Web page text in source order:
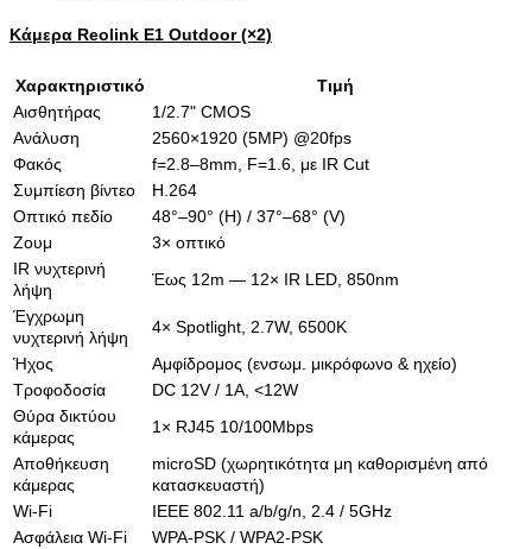
Κάμερα Reolink E1 Outdoor (×2)
Χαρακτηριστικό
Τιμή
Αισθητήρας
1/2.7" CMOS
Ανάλυση
2560×1920 (5MP) @20fps
Φακός
f=2.8–8mm, F=1.6, με IR Cut
Συμπίεση βίντεο
H.264
Οπτικό πεδίο
48°–90° (Η) / 37°–68° (V)
Ζουμ
3× οπτικό
IR νυχτερινή
λήψη
Έως 12m — 12× IR LED, 850nm
Έγχρωμη
νυχτερινή λήψη
4× Spotlight, 2.7W, 6500K
Ήχος
Αμφίδρομος (ενσωμ. μικρόφωνο & ηχείο)
Τροφοδοσία
DC 12V / 1A, <12W
Θύρα δικτύου
κάμερας
1× RJ45 10/100Mbps
Αποθήκευση
κάμερας
microSD (χωρητικότητα μη καθορισμένη από
κατασκευαστή)
Wi-Fi
IEEE 802.11 a/b/g/n, 2.4 / 5GHz
Ασφάλεια Wi-Fi
WPA-PSK / WPA2-PSK